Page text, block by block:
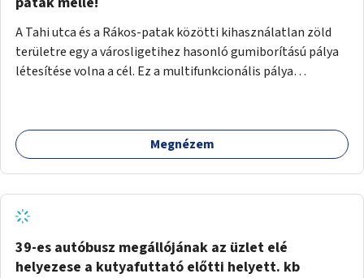
A Tahi utca és a Rákos-patak közötti kihasználatlan zöld
területre egy a városligetihez hasonló gumiborítású pálya
létesítése volna a cél. Ez a multifunkcionális pálya
Megnézem
39-es autóbusz megállójának az üzlet elé
helyezese a kutyafuttató előtti helyett. kb